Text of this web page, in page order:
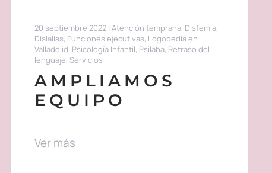
20 septiembre 2022| Atención temprana, Disfemia,
Dislalias, Funciones ejecutivas, Logopedia en
Valladolid, Psicología Infantil, Psilaba, Retraso del
lenguaje, Servicios
AMPLIAMOS
EQUIPO
Ver más